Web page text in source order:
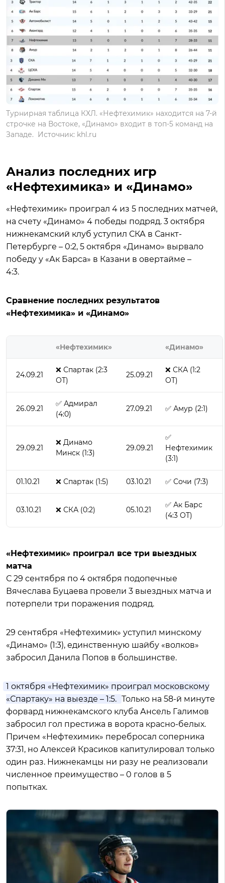
Турнирная таблица КХЛ. «Нефтехимик» находится на 7-й
строчке на Востоке, «Динамо» входит в топ-5 команд на
Западе. Источник: khl.ru
Анализ последних игр
«Нефтехимика» и «Динамо»
«Нефтехимик» проиграл 4 из 5 последних матчей,
на счету «Динамо» 4 победы подряд. 3 октября
нижнекамский клуб уступил СКА в Санкт-
Петербурге – 0:2, 5 октября «Динамо» вырвало
победу у «Ак Барса» в Казани в овертайме –
4:3.
Сравнение последних результатов
«Нефтехимика» и «Динамо»
«Нефтехимик» «Динамо»
24.09.21
❌ Спартак (2:3
ОТ)
25.09.21
❌ СКА (1:2
ОТ)
26.09.21
✅ Адмирал
(4:0)
27.09.21 ✅ Амур (2:1)
29.09.21
❌ Динамо
Минск (1:3)
29.09.21
✅
Нефтехимик
(3:1)
01.10.21 ❌ Спартак (1:5) 03.10.21 ✅ Сочи (7:3)
03.10.21 ❌ СКА (0:2) 05.10.21
✅ Ак Барс
(4:3 ОТ)
«Нефтехимик» проиграл все три выездных
матча
С 29 сентября по 4 октября подопечные
Вячеслава Буцаева провели 3 выездных матча и
потерпели три поражения подряд.
29 сентября «Нефтехимик» уступил минскому
«Динамо» (1:3), единственную шайбу «волков»
забросил Данила Попов в большинстве.
1 октября «Нефтехимик» проиграл московскому
«Спартаку» на выезде – 1:5. Только на 58-й минуте
форвард нижнекамского клуба Ансель Галимов
забросил гол престижа в ворота красно-белых.
Причем «Нефтехимик» перебросал соперника
37:31, но Алексей Красиков капитулировал только
один раз. Нижнекамцы ни разу не реализовали
численное преимущество – 0 голов в 5
попытках.